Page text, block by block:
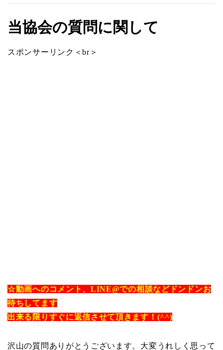
当協会の質問に関して
スポンサーリンク＜br＞
☆動画へのコメント、LINE@での相談などドンドンお
待ちしてます
出来る限りすぐに返信させて頂きます！(^^)
沢山の質問ありがとうございます。大変うれしく思って